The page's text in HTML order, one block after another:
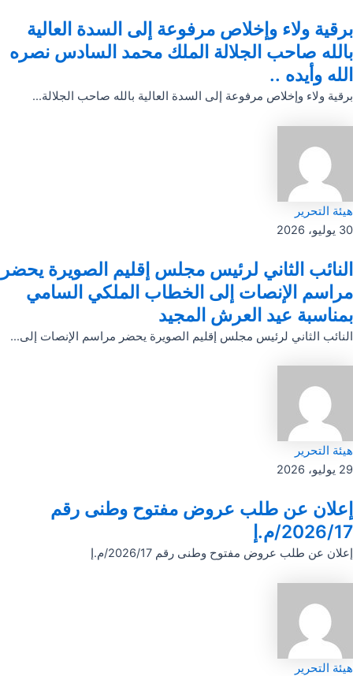
برقية ولاء وإخلاص مرفوعة إلى السدة العالية
بالله صاحب الجلالة الملك محمد السادس نصره
الله وأيده ..
برقية ولاء وإخلاص مرفوعة إلى السدة العالية بالله صاحب الجلالة...
هيئة التحرير
30 يوليو، 2026
النائب الثاني لرئيس مجلس إقليم الصويرة يحضر
مراسم الإنصات إلى الخطاب الملكي السامي
بمناسبة عيد العرش المجيد
النائب الثاني لرئيس مجلس إقليم الصويرة يحضر مراسم الإنصات إلى...
هيئة التحرير
29 يوليو، 2026
إعلان عن طلب عروض مفتوح وطنى رقم
2026/17/م.إ
إعلان عن طلب عروض مفتوح وطنى رقم 2026/17/م.إ
هيئة التحرير